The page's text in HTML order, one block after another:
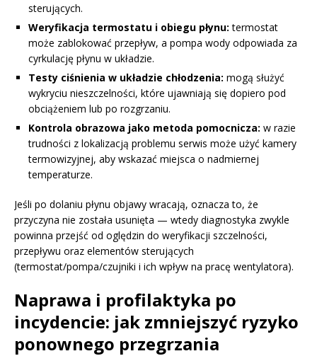
sterujących.
Weryfikacja termostatu i obiegu płynu: termostat
może zablokować przepływ, a pompa wody odpowiada za
cyrkulację płynu w układzie.
Testy ciśnienia w układzie chłodzenia: mogą służyć
wykryciu nieszczelności, które ujawniają się dopiero pod
obciążeniem lub po rozgrzaniu.
Kontrola obrazowa jako metoda pomocnicza: w razie
trudności z lokalizacją problemu serwis może użyć kamery
termowizyjnej, aby wskazać miejsca o nadmiernej
temperaturze.
Jeśli po dolaniu płynu objawy wracają, oznacza to, że
przyczyna nie została usunięta — wtedy diagnostyka zwykle
powinna przejść od oględzin do weryfikacji szczelności,
przepływu oraz elementów sterujących
(termostat/pompa/czujniki i ich wpływ na pracę wentylatora).
Naprawa i profilaktyka po
incydencie: jak zmniejszyć ryzyko
ponownego przegrzania